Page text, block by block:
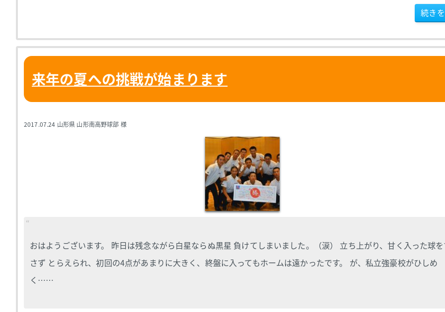
続き
来年の夏への挑戦が始まります
2017.07.24 山形県 山形南高野球部 様
おはようございます。 昨日は残念ながら白星ならぬ黒星 負けてしまいました。（涙） 立ち上がり、甘く入った球
さず とらえられ、初回の4点があまりに大きく、終盤に入ってもホームは遠かったです。 が、私立強豪校がひしめ
く……